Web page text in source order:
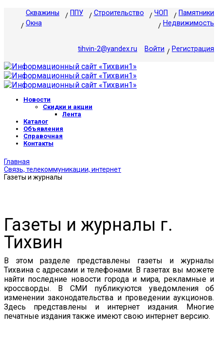
Скважины ППУ Строительство ЧОП
Памятники
Окна
Недвижимость
tihvin-2@yandex.ru Войти Регистрация
Новости
Скидки и акции
Лента
Каталог
Объявления
Справочная
Контакты
Главная
Связь, телекоммуникации, интернет
Газеты и журналы
Газеты и журналы г.
Тихвин
В этом разделе представлены газеты и журналы
Тихвина с адресами и телефонами. В газетах вы можете
найти последние новости города и мира, рекламные и
кроссворды. В СМИ публикуются уведомления об
изменении законодательства и проведении аукционов.
Здесь представлены и интернет издания. Многие
печатные издания также имеют свою интернет версию.